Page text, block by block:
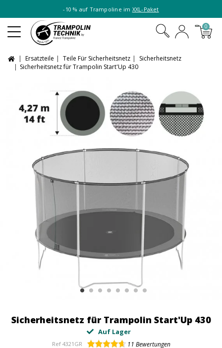
-10 % auf Trampoline im XXL-Paket
0
Ersatzteile Teile Für Sicherheitsnetz
Sicherheitsnetz
Sicherheitsnetz für Trampolin Start'Up 430
Sicherheitsnetz für Trampolin Start'Up 430
Auf Lager
Ref 4321GR 11 Bewertungen